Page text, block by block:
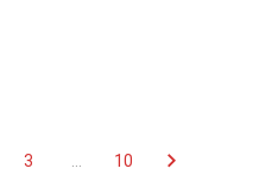
3 10 chevron_right